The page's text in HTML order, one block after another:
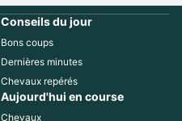
Conseils du jour
Bons coups
Dernières minutes
Chevaux repérés
Aujourd'hui en course
Chevaux